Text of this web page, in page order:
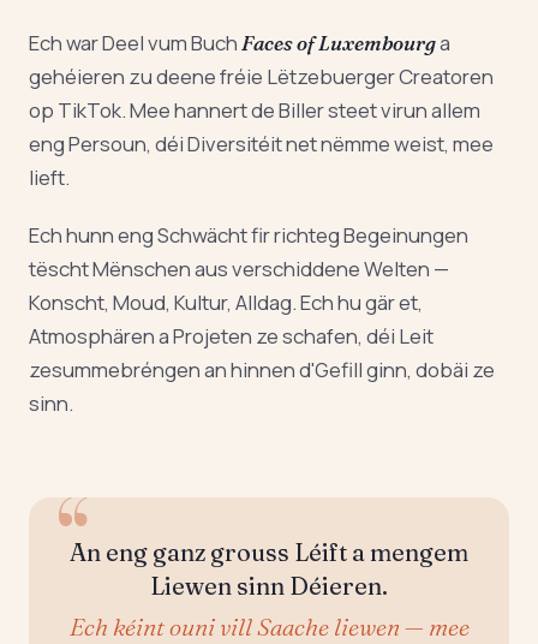
Ech war Deel vum Buch Faces of Luxembourga
gehéieren zu deene fréie Lëtzebuerger Creatoren
op TikTok. Mee hannert de Biller steet virun allem
eng Persoun, déi Diversitéit net nëmme weist, mee
lieft.
Ech hunn eng Schwächt fir richteg Begeinungen
tëscht Mënschen aus verschiddene Welten —
Konscht, Moud, Kultur, Alldag. Ech hu gär et,
Atmosphären a Projeten ze schafen, déi Leit
zesummebréngen an hinnen d'Gefill ginn, dobäi ze
sinn.
An eng ganz grouss Léift a mengem
Liewen sinn Déieren.
Ech kéint ouni vill Saache liewen — mee